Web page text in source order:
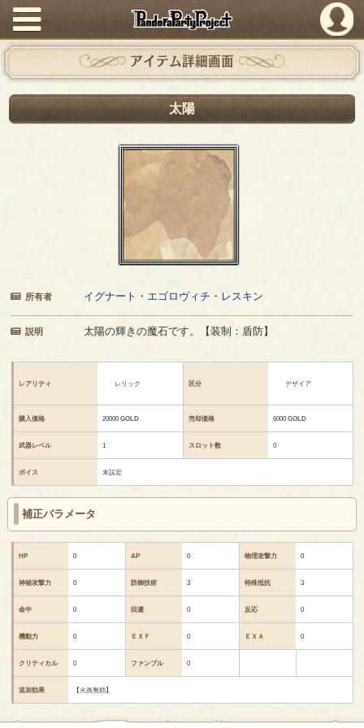
PandoraPartyProject
アイテム詳細画面
太陽
所有者 イグナート・エゴロヴィチ・レスキン
説明 太陽の輝きの魔石です。【装制：盾防】
レアリティ レリック 区分 デザイア
購入価格 20000GOLD 売却価格 6000GOLD
武器レベル 1 スロット数 0
ボイス 未設定
補正パラメータ
HP 0 AP 0 物理攻撃力 0
神秘攻撃力 0 防御技術 3 特殊抵抗 3
命中 0 回避 0 反応 0
機動力 0 ＥＸＦ 0 ＥＸＡ 0
クリティカル 0 ファンブル 0
追加効果 【火炎無効】